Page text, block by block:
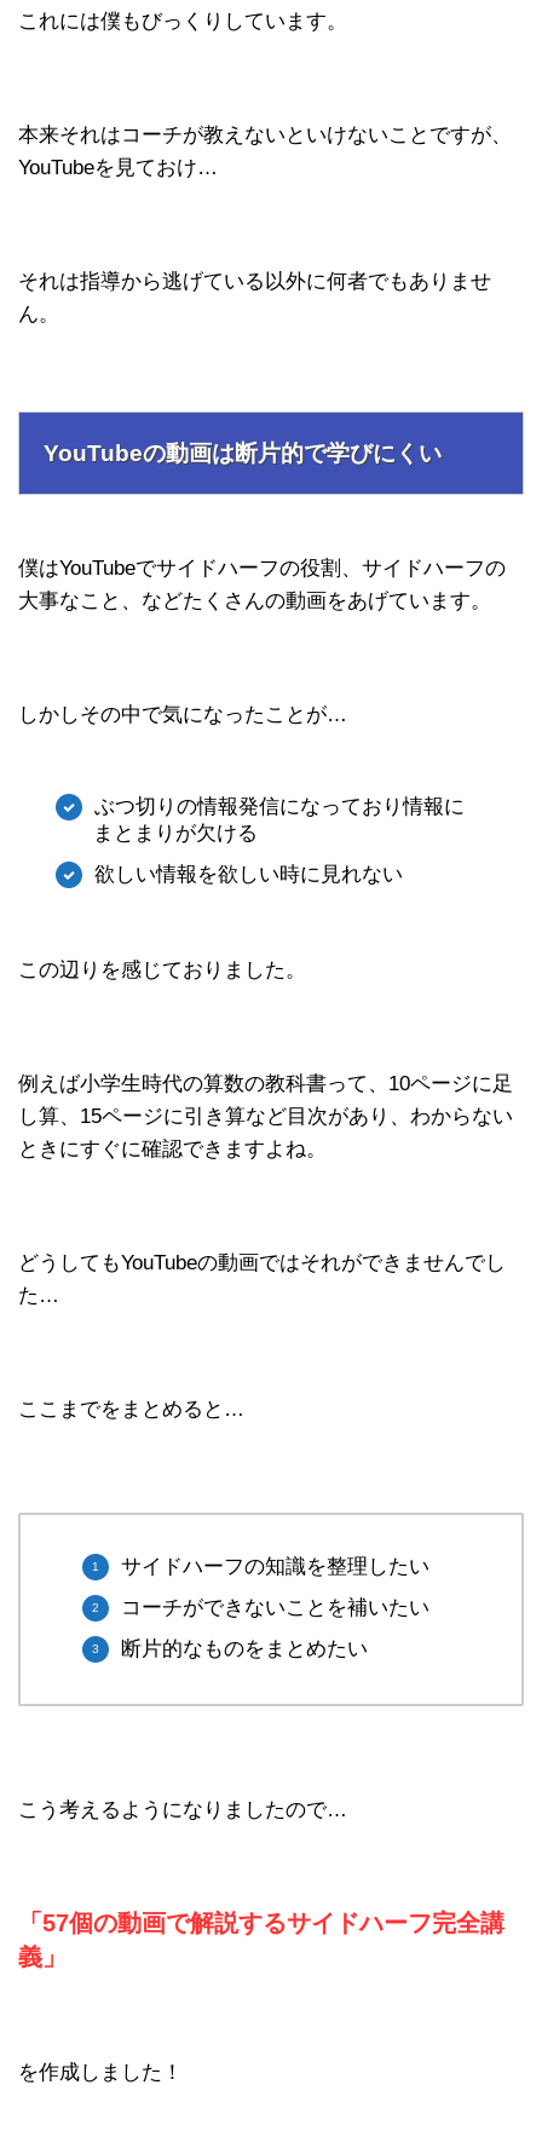
これには僕もびっくりしています。
本来それはコーチが教えないといけないことですが、
YouTubeを見ておけ…
それは指導から逃げている以外に何者でもありませ
ん。
YouTubeの動画は断片的で学びにくい
僕はYouTubeでサイドハーフの役割、サイドハーフの
大事なこと、などたくさんの動画をあげています。
しかしその中で気になったことが…
ぶつ切りの情報発信になっており情報に
まとまりが欠ける
欲しい情報を欲しい時に見れない
この辺りを感じておりました。
例えば小学生時代の算数の教科書って、10ページに足
し算、15ページに引き算など目次があり、わからない
ときにすぐに確認できますよね。
どうしてもYouTubeの動画ではそれができませんでし
た…
ここまでをまとめると…
サイドハーフの知識を整理したい
コーチができないことを補いたい
断片的なものをまとめたい
こう考えるようになりましたので…
「57個の動画で解説するサイドハーフ完全講
義」
を作成しました！